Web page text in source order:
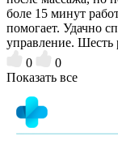
боле 15 минут
помогает. Удачно
управление. Шесть
0
0
Показать все